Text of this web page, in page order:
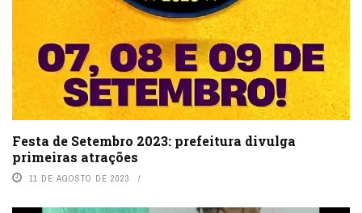
Festa de Setembro 2023: prefeitura divulga
primeiras atrações
11 DE AGOSTO DE 2023